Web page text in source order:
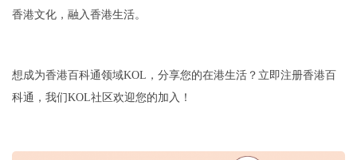
香港文化，融入香港生活。
想成为香港百科通领域KOL，分享您的在港生活？立即注册香港百
科通，我们KOL社区欢迎您的加入！